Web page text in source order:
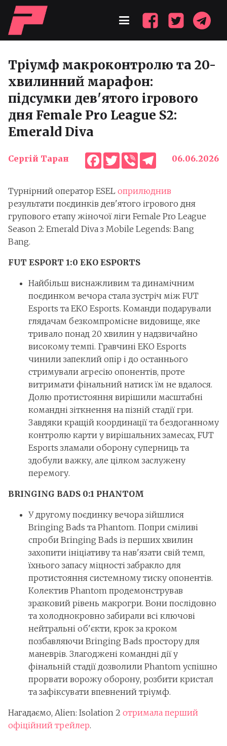
Тріумф макроконтролю та 20-
хвилинний марафон:
підсумки дев'ятого ігрового
дня Female Pro League S2:
Emerald Diva
Сергій Таран Facebook
Twitter
ViberTelegram
06.06.2026
Турнірний оператор ESEL оприлюднив
результати поєдинків дев'ятого ігрового дня
групового етапу жіночої ліги Female Pro League
Season 2: Emerald Diva з Mobile Legends: Bang
Bang.
FUT ESPORT 1:0 EKO ESPORTS
Найбільш виснажливим та динамічним
поєдинком вечора стала зустріч між FUT
Esports та EKO Esports. Команди подарували
глядачам безкомпромісне видовище, яке
тривало понад 20 хвилин у надзвичайно
високому темпі. Гравчині EKO Esports
чинили запеклий опір і до останнього
стримували агресію опонентів, проте
витримати фінальний натиск їм не вдалося.
Долю протистояння вирішили масштабні
командні зіткнення на пізній стадії гри.
Завдяки кращій координації та бездоганному
контролю карти у вирішальних замесах, FUT
Esports зламали оборону суперниць та
здобули важку, але цілком заслужену
перемогу.
BRINGING BADS 0:1 PHANTOM
У другому поєдинку вечора зійшлися
Bringing Bads та Phantom. Попри сміливі
спроби Bringing Bads із перших хвилин
захопити ініціативу та нав'язати свій темп,
їхнього запасу міцності забракло для
протистояння системному тиску опонентів.
Колектив Phantom продемонстрував
зразковий рівень макрогри. Вони послідовно
та холоднокровно забирали всі ключові
нейтральні об'єкти, крок за кроком
позбавляючи Bringing Bads простору для
маневрів. Злагоджені командні дії у
фінальній стадії дозволили Phantom успішно
прорвати ворожу оборону, розбити кристал
та зафіксувати впевнений тріумф.
Нагадаємо, Alien: Isolation 2 отримала перший
офіційний трейлер.